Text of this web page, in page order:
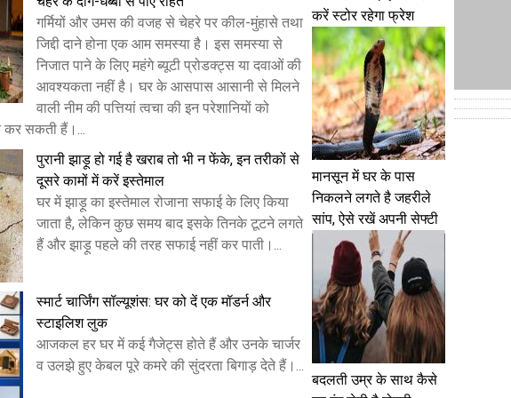
गर्मियों और उमस की वजह से चेहरे पर कील-मुंहासे तथा
जिद्दी दाने होना एक आम समस्या है। इस समस्या से
निजात पाने के लिए महंगे ब्यूटी प्रोडक्ट्स या दवाओं की
आवश्यकता नहीं है। घर के आसपास आसानी से मिलने
वाली नीम की पत्तियां त्वचा की इन परेशानियों को
कर सकती हैं।...
पुरानी झाड़ू हो गई है खराब तो भी न फेंके, इन तरीकों से
दूसरे कामों में करें इस्तेमाल
घर में झाड़ू का इस्तेमाल रोजाना सफाई के लिए किया
जाता है, लेकिन कुछ समय बाद इसके तिनके टूटने लगते
हैं और झाड़ू पहले की तरह सफाई नहीं कर पाती।...
स्मार्ट चार्जिंग सॉल्यूशंस: घर को दें एक मॉडर्न और
स्टाइलिश लुक
​आजकल हर घर में कई गैजेट्स होते हैं और उनके चार्जर
व उलझे हुए केबल पूरे कमरे की सुंदरता बिगाड़ देते हैं।...
करें स्टोर रहेगा फ्रेश
मानसून में घर के पास
निकलने लगते है जहरीले
सांप, ऐसे रखें अपनी सेफ्टी
बदलती उम्र के साथ कैसे